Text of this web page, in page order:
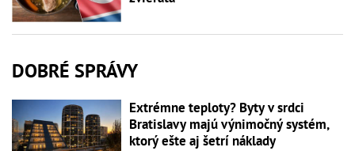
DOBRÉ SPRÁVY
Extrémne teploty? Byty v srdci
Bratislavy majú výnimočný systém,
ktorý ešte aj šetrí náklady